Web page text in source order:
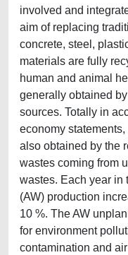
involved and
aim of replacing
concrete, steel,
materials are fully
human and animal
generally obtained
sources. Totally in
economy
also obtained by the
wastes coming from
wastes. Each year in
(AW) production
10 %. The AW
for environment
contamination and